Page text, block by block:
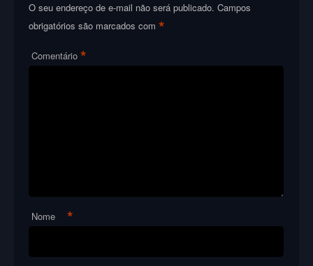
O seu endereço de e-mail não será publicado. Campos
obrigatórios são marcados com*
Comentário *
Nome *